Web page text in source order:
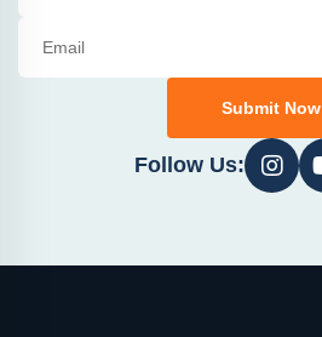
Submit Now
Follow Us: